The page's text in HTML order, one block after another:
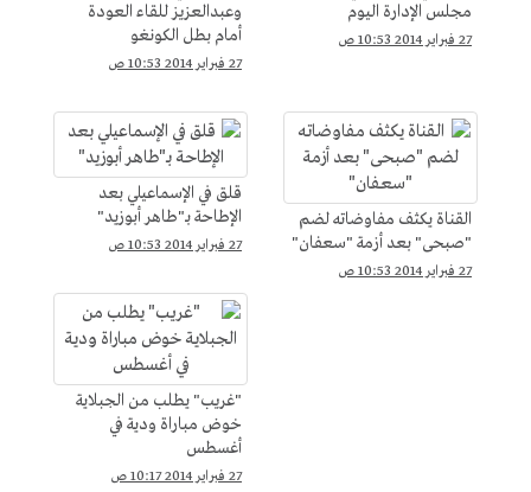
مجلس الإدارة اليوم
27 فبراير 2014 10:53 ص
وعبدالعزيز للقاء العودة
أمام بطل الكونغو
27 فبراير 2014 10:53 ص
القناة يكثف مفاوضاته لضم
"صبحى" بعد أزمة "سعفان"
27 فبراير 2014 10:53 ص
قلق في الإسماعيلي بعد
الإطاحة بـ"طاهر أبوزيد"
27 فبراير 2014 10:53 ص
"غريب" يطلب من الجبلاية
خوض مباراة ودية في
أغسطس
27 فبراير 2014 10:17 ص